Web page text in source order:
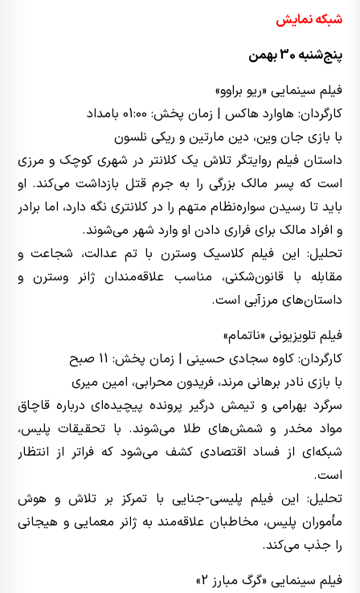
شبکه نمایش
پنج‌شنبه 30 بهمن
فیلم سینمایی «ریو براوو»
کارگردان: هاوارد هاکس | زمان پخش: 01:00 بامداد
با بازی جان وین، دین مارتین و ریکی نلسون
داستان فیلم روایتگر تلاش یک کلانتر در شهری کوچک و مرزی
است که پسر مالک بزرگی را به جرم قتل بازداشت می‌کند. او
باید تا رسیدن سواره‌نظام متهم را در کلانتری نگه دارد، اما برادر
و افراد مالک برای فراری دادن او وارد شهر می‌شوند.
تحلیل: این فیلم کلاسیک وسترن با تم عدالت، شجاعت و
مقابله با قانون‌شکنی، مناسب علاقه‌مندان ژانر وسترن و
داستان‌های مرزآبی است.
فیلم تلویزیونی «ناتمام»
کارگردان: کاوه سجادی حسینی | زمان پخش: 11 صبح
با بازی نادر برهانی مرند، فریدون محرابی، امین میری
سرگرد بهرامی و تیمش درگیر پرونده پیچیده‌ای درباره قاچاق
مواد مخدر و شمش‌های طلا می‌شوند. با تحقیقات پلیس،
شبکه‌ای از فساد اقتصادی کشف می‌شود که فراتر از انتظار
است.
تحلیل: این فیلم پلیسی-جنایی با تمرکز بر تلاش و هوش
مأموران پلیس، مخاطبان علاقه‌مند به ژانر معمایی و هیجانی
را جذب می‌کند.
فیلم سینمایی «گرگ مبارز 2»